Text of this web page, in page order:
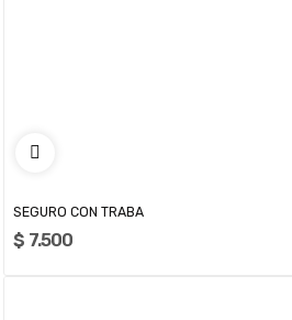
SEGURO CON TRABA
$ 7.500